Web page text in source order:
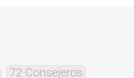
72 Consejeros